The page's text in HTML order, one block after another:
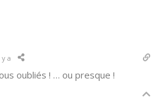
a
oubliés ! … ou presque !